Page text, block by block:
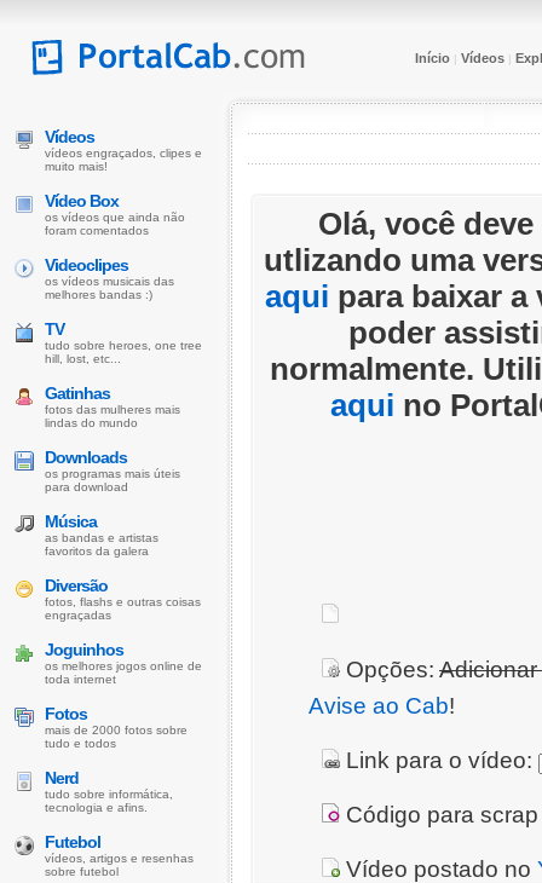
Início | Vídeos |
Olá, você
utlizando uma
aqui para baixar a
poder
normalmente.
aqui no
Opções:
Avise ao Cab!
Link para o vídeo:
Código para
Vídeo postado no
Vídeos
vídeos engraçados, clipes e
muito mais!
Vídeo Box
os vídeos que ainda não
foram comentados
Videoclipes
os vídeos musicais das
melhores bandas :)
TV
tudo sobre heroes, one tree
hill, lost, etc...
Gatinhas
fotos das mulheres mais
lindas do mundo
Downloads
os programas mais úteis
para download
Música
as bandas e artistas
favoritos da galera
Diversão
fotos, flashs e outras coisas
engraçadas
Joguinhos
os melhores jogos online de
toda internet
Fotos
mais de 2000 fotos sobre
tudo e todos
Nerd
tudo sobre informática,
tecnologia e afins.
Futebol
vídeos, artigos e resenhas
sobre futebol